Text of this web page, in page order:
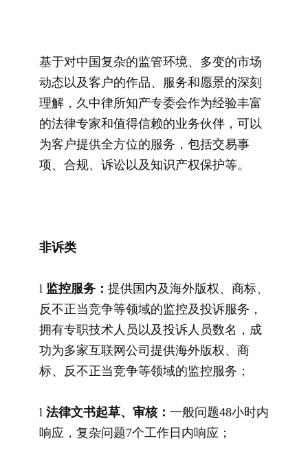
基于对中国复杂的监管环境、多变的市场
动态以及客户的作品、服务和愿景的深刻
理解，久中律所知产专委会作为经验丰富
的法律专家和值得信赖的业务伙伴，可以
为客户提供全方位的服务，包括交易事
项、合规、诉讼以及知识产权保护等。
非诉类
l 监控服务： 提供国内及海外版权、商标、
反不正当竞争等领域的监控及投诉服务，
拥有专职技术人员以及投诉人员数名，成
功为多家互联网公司提供海外版权、商
标、反不正当竞争等领域的监控服务；
l 法律文书起草、审核： 一般问题48小时内
响应，复杂问题7个工作日内响应；